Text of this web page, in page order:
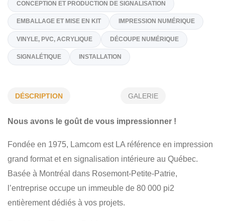
Spécialités
HABILLAGE DE MURS, VITRINES, VÉHICULES, BUREAUX,
MAGASINS
EMBALLAGE ET MISE EN KIT
VINYLE, PVC, ACRYLIQUE DÉCOUPE NUMÉRIQUE
DÉSCRIPTION GALERIE
Nous avons le goût de vous impressionner !
Fondée en 1975, Lamcom est LA référence en impression
grand format et en signalisation intérieure au Québec.
Basée à Montréal dans Rosemont-Petite-Patrie,
l’entreprise occupe un immeuble de 80 000 pi2
entièrement dédiés à vos projets.